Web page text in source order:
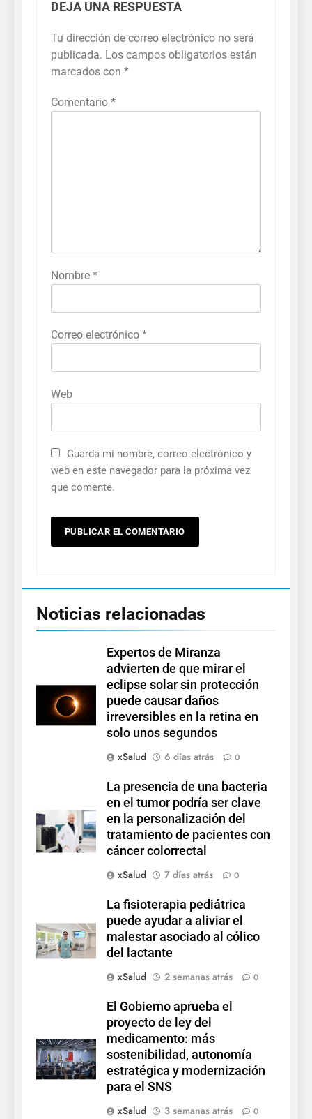
DEJA UNA RESPUESTA
Tu dirección de correo electrónico no será
publicada. Los campos obligatorios están
marcados con *
Comentario *
Nombre *
Correo electrónico *
Web
Guarda mi nombre, correo electrónico y
web en este navegador para la próxima vez
que comente.
Noticias relacionadas
Expertos de Miranza
advierten de que mirar el
eclipse solar sin protección
puede causar daños
irreversibles en la retina en
solo unos segundos
xSalud
6 días atrás 0
La presencia de una bacteria
en el tumor podría ser clave
en la personalización del
tratamiento de pacientes con
cáncer colorrectal
xSalud
7 días atrás 0
La fisioterapia pediátrica
puede ayudar a aliviar el
malestar asociado al cólico
del lactante
xSalud
2 semanas atrás 0
El Gobierno aprueba el
proyecto de ley del
medicamento: más
sostenibilidad, autonomía
estratégica y modernización
para el SNS
xSalud
3 semanas atrás 0